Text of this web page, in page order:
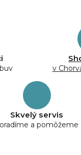
v
Skvelý servis
a pomôžeme